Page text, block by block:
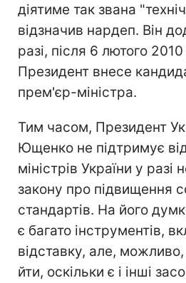
діятиме так звана
відзначив нардеп. Він
разі, після 6 лютого
Президент внесе
прем'єр-міністра.
Тим часом, Президент
Ющенко не підтримує
міністрів України у разі
закону про підвищення
стандартів. На його
є багато інструментів,
відставку, але,
йти, оскільки є і інші